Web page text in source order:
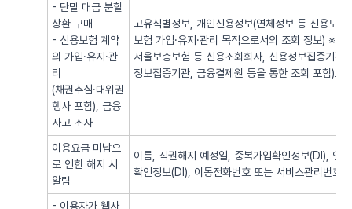
- 단말 대금 분할
상환 구매
- 신용보험 계약
의 가입·유지·관
리
(채권추심·대위권
행사 포함), 금융
사고 조사
고유식별정보, 개인신용정보(연체정보 등 신용도
보험 가입·유지·관리 목적으로서의 조회 정보) ※
서울보증보험 등 신용조회회사, 신용정보집중기관
정보집중기관, 금융결제원 등을 통한 조회 포함)로
이용요금 미납으
로 인한 해지 시
알림
이름, 직권해지 예정일, 중복가입확인정보(DI), 연
확인정보(DI), 이동전화번호 또는 서비스관리번호
- 이용자가 웹사